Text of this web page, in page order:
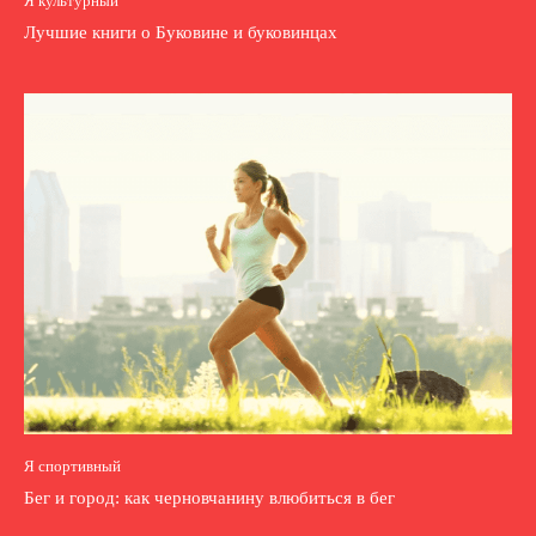
Лучшие книги о Буковине и буковинцах
Я спортивный
Бег и город: как черновчанину влюбиться в бег